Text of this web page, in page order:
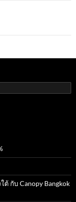
ต้ กับ Canopy Bangkok